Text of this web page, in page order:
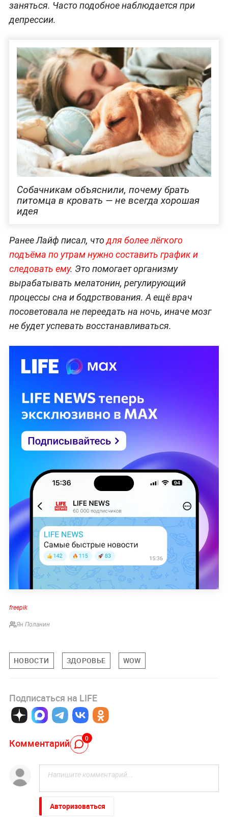
заняться. Часто подобное наблюдается при
депрессии.
Собачникам объяснили, почему брать
питомца в кровать — не всегда хорошая
идея
Ранее Лайф писал, чтодля более лёгкого
подъёма по утрам нужно составить график и
следовать ему. Это помогает организму
вырабатывать мелатонин, регулирующий
процессы сна и бодрствования. А ещё врач
посоветовала не переедать на ночь, иначе мозг
не будет успевать восстанавливаться.
freepik
Ян Поланин
НОВОСТИ ЗДОРОВЬЕ WOW
Подписаться на LIFE
Комментарий 0
Авторизоваться